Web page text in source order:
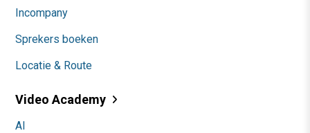
Incompany
Sprekers boeken
Locatie & Route
Video Academy
AI